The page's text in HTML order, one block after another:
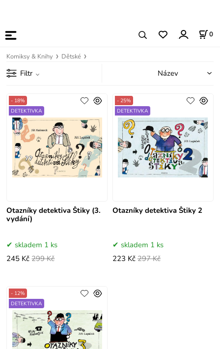
0
Komiksy & Knihy Dětské
Filtr
Otazníky detektiva Štiky (3.
vydání)
- 18%
DETEKTIVKA
skladem 1 ks
245 Kč 299 Kč
Otazníky detektiva Štiky 2
- 25%
DETEKTIVKA
skladem 1 ks
223 Kč 297 Kč
- 12%
DETEKTIVKA